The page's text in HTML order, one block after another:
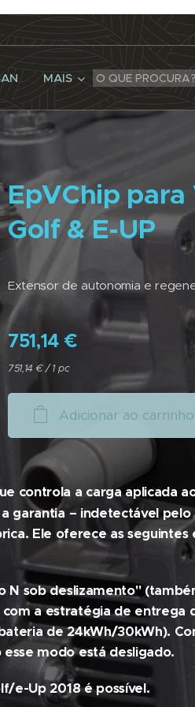
MAIS
EpVChip para
Golf & E-UP
Extensor de autonomia e
751,14 €
751,14 € / 1 pc
Adicionar ao carrinho
controla a carga aplicada
garantia – indetectável pelo
Ele oferece as seguintes
N sob deslizamento"
a estratégia de entrega
de 24kWh/30kWh).
esse modo está desligado.
e-Up 2018 é possível.